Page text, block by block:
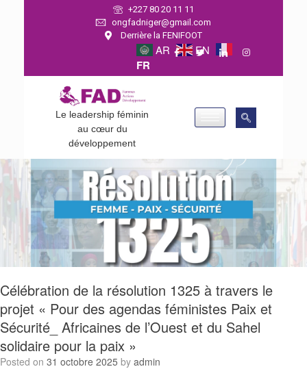
+227 80 20 11 11
ongfadniger@gmail.com
Derrière la FENIFOOT
AR EN
FR
Le leadership féminin
au cœur du
développement
Célébration de la résolution 1325 à travers le
projet « Pour des agendas féministes Paix et
Sécurité_ Africaines de l’Ouest et du Sahel
solidaire pour la paix »
Posted on 31 octobre 2025 by admin